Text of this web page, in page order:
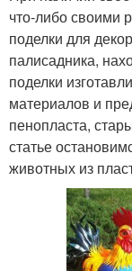
что-либо своими
поделки для
палисадника,
поделки
материалов и
пенопласта,
статье
животных из